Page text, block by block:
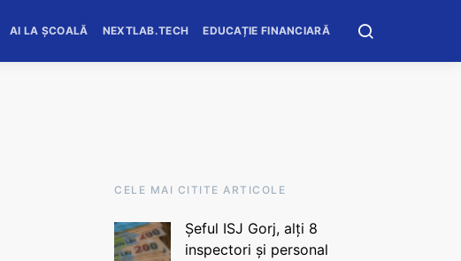
AI LA ȘCOALĂ NEXTLAB.TECH EDUCAȚIE FINANCIARĂ
CELE MAI CITITE ARTICOLE
Șeful ISJ Gorj, alți 8
inspectori și personal